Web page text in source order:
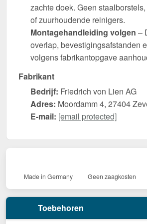
zachte doek. Geen
of zuurhoudende reinigers.
Montagehandleiding volgen –
overlap, bevestigingsafstanden
volgens fabrikantopgave
Fabrikant
Bedrijf: Friedrich von Lien AG
Adres: Moordamm 4, 27404
E-mail: [email protected]
Made in Germany Geen zaagkosten
Toebehoren